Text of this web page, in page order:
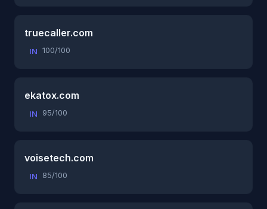
truecaller.com
IN 100/100
ekatox.com
IN 95/100
voisetech.com
IN 85/100